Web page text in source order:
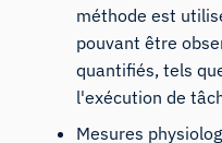
méthode est
pouvant être
quantifiés, tels
l'exécution de
Mesures